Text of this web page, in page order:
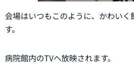
会場はいつもこのように、かわいく
す。
病院館内のTVへ放映されます。